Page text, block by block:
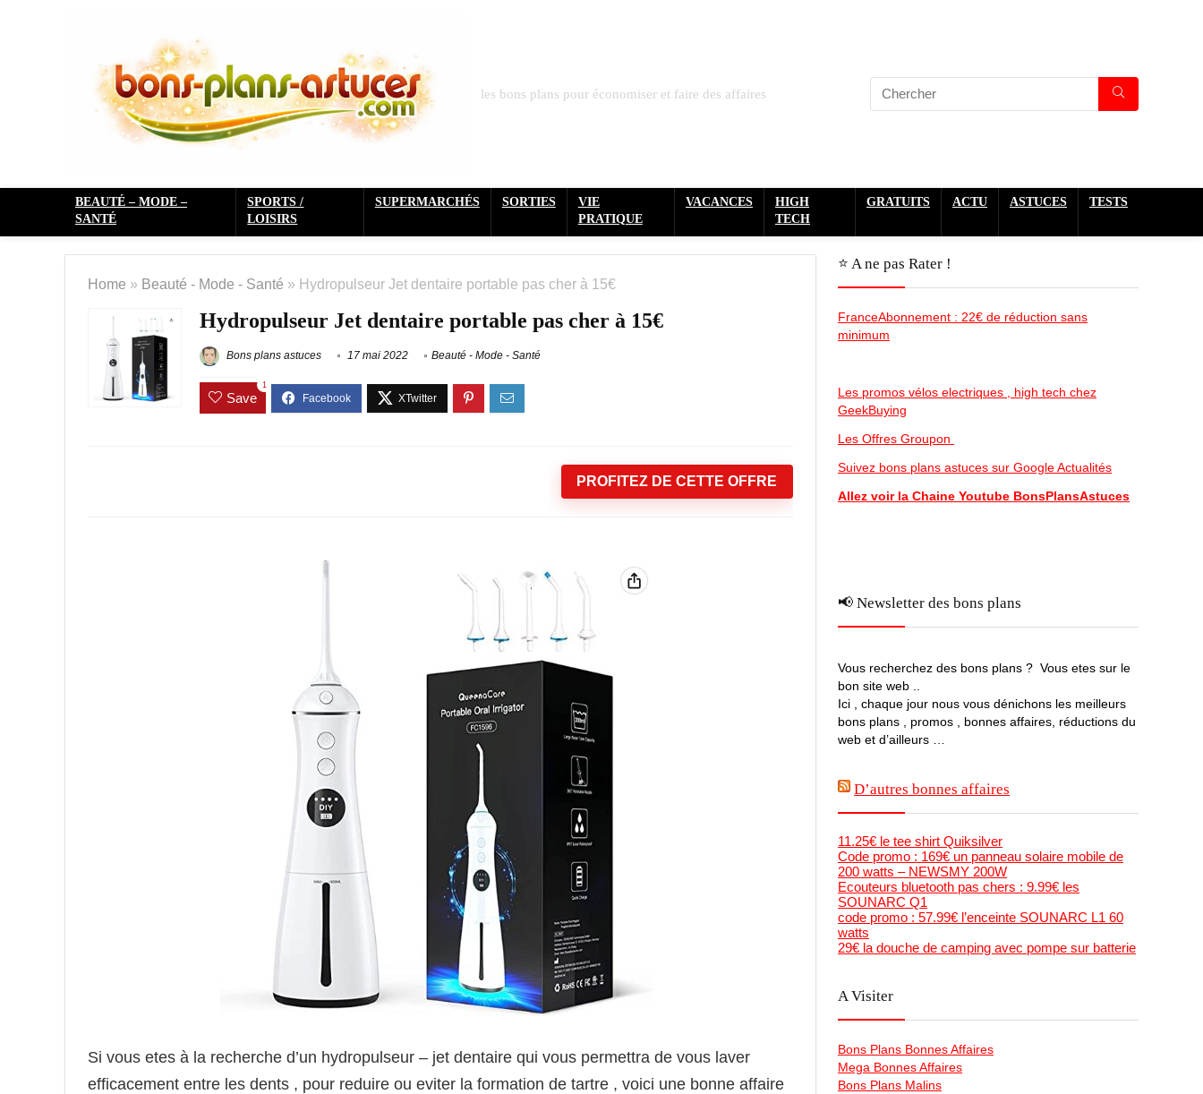
les bons plans pour économiser et faire des affaires
BEAUTÉ – MODE –
SANTÉ
SPORTS /
LOISIRS
SUPERMARCHÉS SORTIES
VIE
PRATIQUE
VACANCES
HIGH
TECH
GRATUITS ACTU ASTUCES TESTS
Home » Beauté - Mode - Santé » Hydropulseur Jet dentaire portable pas cher à 15€
Hydropulseur Jet dentaire portable pas cher à 15€
Bons plans astuces 17 mai 2022 Beauté - Mode - Santé
Save
1
PROFITEZ DE CETTE OFFRE
Si vous etes à la recherche d’un hydropulseur – jet dentaire qui vous permettra de vous laver
efficacement entre les dents , pour reduire ou eviter la formation de tartre , voici une bonne affaire
⭐️ A ne pas Rater !
FranceAbonnement : 22€ de réduction sans
minimum
Les promos vélos electriques , high tech chez
GeekBuying
Les Offres Groupon
Suivez bons plans astuces sur Google Actualités
Allez voir la Chaine Youtube BonsPlansAstuces
📢 Newsletter des bons plans
Vous recherchez des bons plans ? Vous etes sur le
bon site web ..
Ici , chaque jour nous vous dénichons les meilleurs
bons plans , promos , bonnes affaires, réductions du
web et d’ailleurs …
D’autres bonnes affaires
11.25€ le tee shirt Quiksilver
Code promo : 169€ un panneau solaire mobile de
200 watts – NEWSMY 200W
Ecouteurs bluetooth pas chers : 9.99€ les
SOUNARC Q1
code promo : 57.99€ l’enceinte SOUNARC L1 60
watts
29€ la douche de camping avec pompe sur batterie
A Visiter
Bons Plans Bonnes Affaires
Mega Bonnes Affaires
Bons Plans Malins